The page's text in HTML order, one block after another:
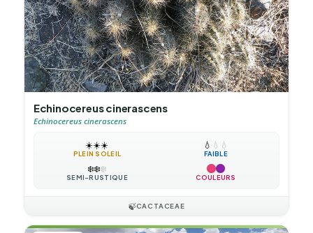
Echinocereus cinerascens
Echinocereus cinerascens
☀️☀️☀️
PLEIN SOLEIL
💧 💧 💧
FAIBLE
❄️❄️❄️
SEMI-RUSTIQUE COULEURS
🍃CACTACEAE